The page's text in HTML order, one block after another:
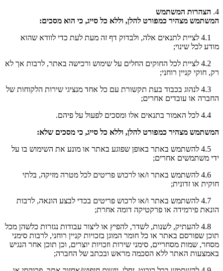
4. הצהרות המשתמש
המשתמש מצהיר כמפורט להלן, וללא כל סייג, כי הוא מסכים:
4.1 לציית לתנאים אלה, ולבדוק דף זה מעת לעת כדי לוודא שהוא
מודע לכל שינוי;
4.2 לציית לכל החוקים החלים על שימוש ורכישה באתר, לרבות אך לא
רק, חוקי קניין רוחני;
4.3 לנהוג בכבוד בעת תקשורת עם כל אחד מנציגי שירות הלקוחות של
החברה או עובדים אחרים;
המשתמש מצהיר כמפורט להלן, וללא כל סייג, כי מסכים שלא:
4.5 להשתמש באתר באופן שפוגע באתר או מונע את השימוש בו על
ידי משתמשים אחרים;
4.6 להשתמש באתר ו/או לרכוש פריטים לכל מטרה מזיקה, בלתי
חוקית או זדונית;
4.7 להשתמש באתר ו/או לרכוש פריטים בכדי לבצע הונאה, לרבות
הונאת פירמידה או פרקטיקה דומה אחרת;
4.8 להעתיק, לשנות, לשדר, להפיץ או ליצור עבודות נגזרות כלשהן מכל
תוכן שפורסם באתר או כל חומר המוגן בזכויות קניין רוחני, לרבות סימני
מסחר, שמות מסחריים, סימני שירות וזכויות יוצרים, וכן תוכן אחר הנגיש
באמצעות האתר ללא הסכמה מראש ובכתב של החברה;